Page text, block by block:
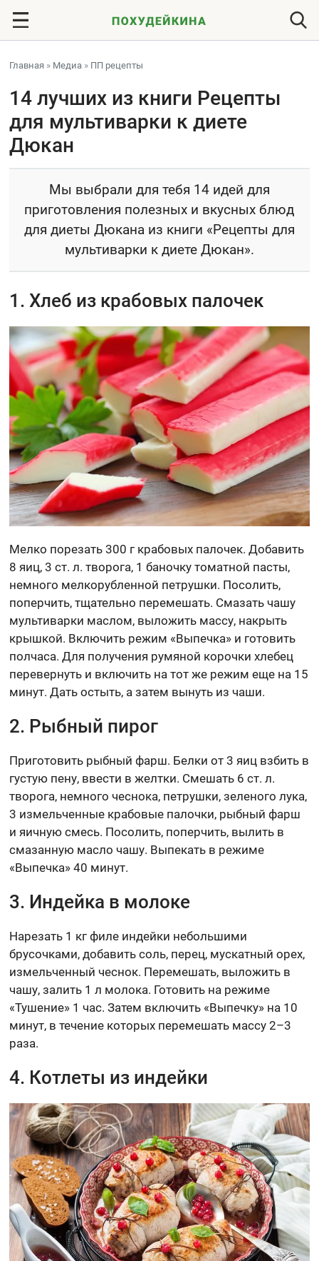
Главная » Медиа » ПП рецепты
14 лучших из книги Рецепты
для мультиварки к диете
Дюкан
Мы выбрали для тебя 14 идей для
приготовления полезных и вкусных блюд
для диеты Дюкана из книги «Рецепты для
мультиварки к диете Дюкан».
1. Хлеб из крабовых палочек
Мелко порезать 300 г крабовых палочек. Добавить
8 яиц, 3 ст. л. творога, 1 баночку томатной пасты,
немного мелкорубленной петрушки. Посолить,
поперчить, тщательно перемешать. Смазать чашу
мультиварки маслом, выложить массу, накрыть
крышкой. Включить режим «Выпечка» и готовить
полчаса. Для получения румяной корочки хлебец
перевернуть и включить на тот же режим еще на 15
минут. Дать остыть, а затем вынуть из чаши.
2. Рыбный пирог
Приготовить рыбный фарш. Белки от 3 яиц взбить в
густую пену, ввести в желтки. Смешать 6 ст. л.
творога, немного чеснока, петрушки, зеленого лука,
3 измельченные крабовые палочки, рыбный фарш
и яичную смесь. Посолить, поперчить, вылить в
смазанную масло чашу. Выпекать в режиме
«Выпечка» 40 минут.
3. Индейка в молоке
Нарезать 1 кг филе индейки небольшими
брусочками, добавить соль, перец, мускатный орех,
измельченный чеснок. Перемешать, выложить в
чашу, залить 1 л молока. Готовить на режиме
«Тушение» 1 час. Затем включить «Выпечку» на 10
минут, в течение которых перемешать массу 2–3
раза.
4. Котлеты из индейки